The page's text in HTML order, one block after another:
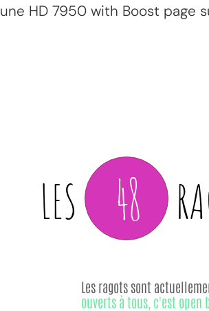
une HD 7950 with Boost page
LES 48
Les ragots sont
ouverts à tous, c'est open